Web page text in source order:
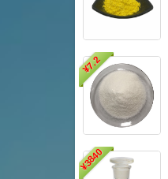
¥
7.2
¥
3840